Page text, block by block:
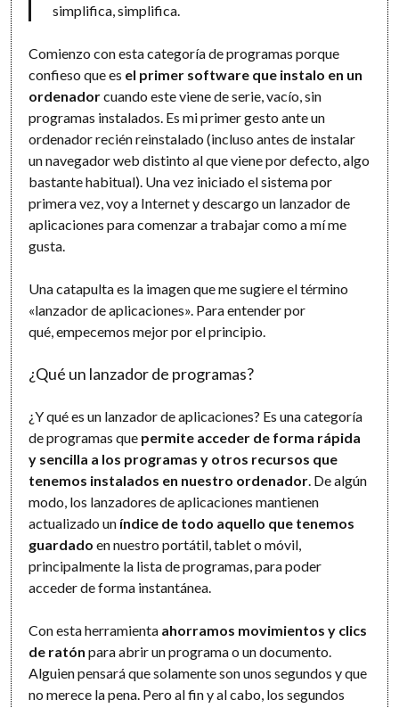
simplifica, simplifica.
Comienzo con esta categoría de programas porque
confieso que es el primer software que instalo en un
ordenadorcuando este viene de serie, vacío, sin
programas instalados. Es mi primer gesto ante un
ordenador recién reinstalado (incluso antes de instalar
un navegador web distinto al que viene por defecto, algo
bastante habitual). Una vez iniciado el sistema por
primera vez, voy a Internet y descargo un lanzador de
aplicaciones para comenzar a trabajar como a mí me
gusta.
Una catapulta es la imagen que me sugiere el término
«lanzador de aplicaciones». Para entender por
qué, empecemos mejor por el principio.
¿Qué un lanzador de programas?
¿Y qué es un lanzador de aplicaciones? Es una categoría
de programas que permite acceder de forma rápida
y sencilla a los programas y otros recursos que
tenemos instalados en nuestro ordenador . De algún
modo, los lanzadores de aplicaciones mantienen
actualizado un índice de todo aquello que tenemos
guardado en nuestro portátil, tablet o móvil,
principalmente la lista de programas, para poder
acceder de forma instantánea.
Con esta herramienta ahorramos movimientos y clics
de ratón para abrir un programa o un documento.
Alguien pensará que solamente son unos segundos y que
no merece la pena. Pero al fin y al cabo, los segundos